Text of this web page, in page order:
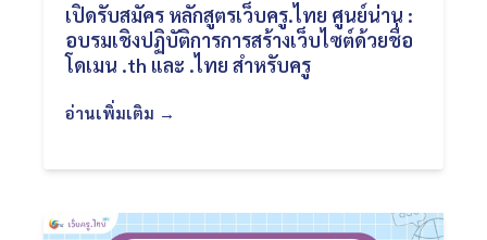
เปิดรับสมัคร หลักสูตรเว็บครู.ไทย ศูนย์น่าน :
อบรมเชิงปฏิบัติการการสร้างเว็บไซต์ด้วยชื่อ
โดเมน .th และ .ไทย สำหรับครู
อ่านเพิ่มเติม →